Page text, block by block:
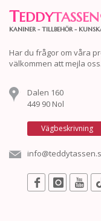
TEDDYTASSEN
KANINER - TILLBEHÖR -
Har du frågor om våra
välkommen att mejla oss.
Dalen 160
449 90 Nol
Vägbeskrivning